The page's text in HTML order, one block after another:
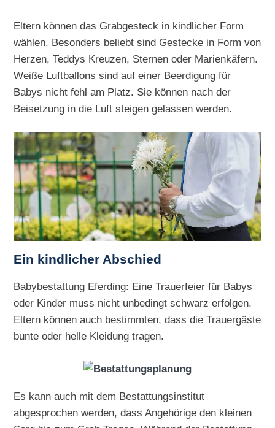
Eltern können das Grabgesteck in kindlicher Form
wählen. Besonders beliebt sind Gestecke in Form von
Herzen, Teddys Kreuzen, Sternen oder Marienkäfern.
Weiße Luftballons sind auf einer Beerdigung für
Babys nicht fehl am Platz. Sie können nach der
Beisetzung in die Luft steigen gelassen werden.
Ein kindlicher Abschied
Babybestattung Eferding: Eine Trauerfeier für Babys
oder Kinder muss nicht unbedingt schwarz erfolgen.
Eltern können auch bestimmten, dass die Trauergäste
bunte oder helle Kleidung tragen.
Es kann auch mit dem Bestattungsinstitut
abgesprochen werden, dass Angehörige den kleinen